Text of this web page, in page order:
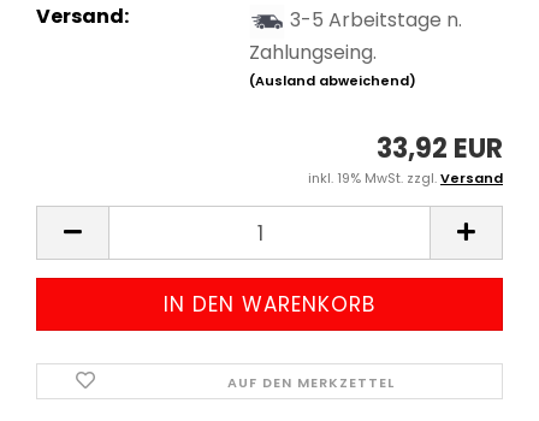
Versand:
3-5 Arbeitstage n.
Zahlungseing.
(Ausland abweichend)
33,92 EUR
inkl. 19% MwSt. zzgl.Versand
AUF DEN MERKZETTEL